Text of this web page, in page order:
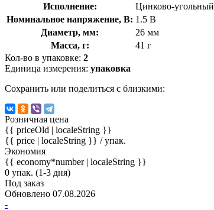
Исполнение:
Цинково-угольный
Номинальное напряжение, В: 1.5 В
Диаметр, мм:
26 мм
Масса, г:
41 г
Кол-во в упаковке: 2
Единица измерения: упаковка
Сохранить или поделиться с близкими:
Розничная цена
{{ priceOld | localeString }}
{{ price | localeString }} / упак.
Экономия
{{ economy*number | localeString }}
0 упак. (1-3 дня)
Под заказ
Обновлено 07.08.2026
-